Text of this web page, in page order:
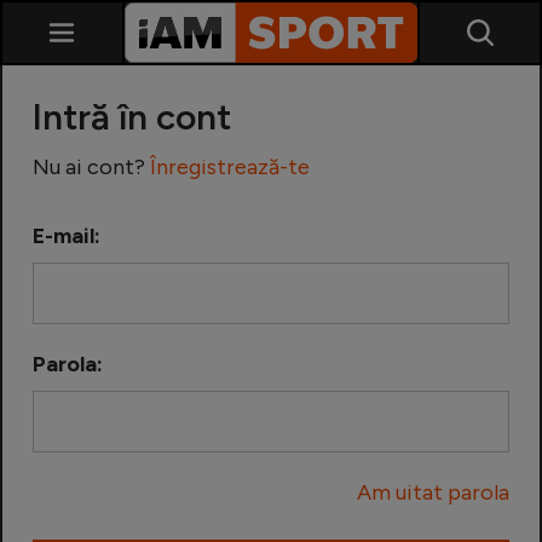
Echipa Națională
Intră în cont
Nu ai cont? Înregistrează-te
E-mail:
Parola:
Am uitat parola